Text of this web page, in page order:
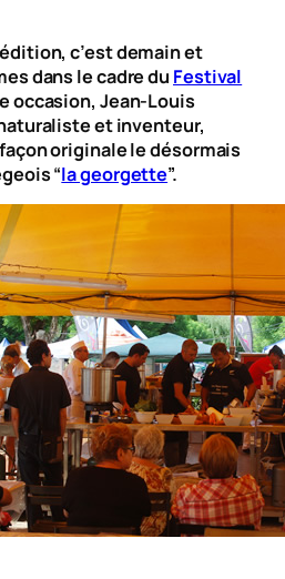
c’est demain et
dans le cadre du Festival
occasion, Jean-Louis
et inventeur,
originale le désormais
“la georgette”.